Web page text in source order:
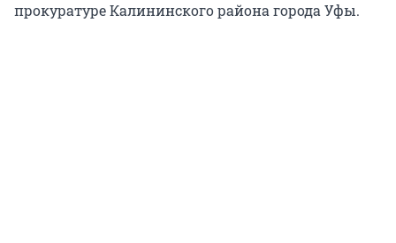
прокуратуре Калининского района города Уфы.